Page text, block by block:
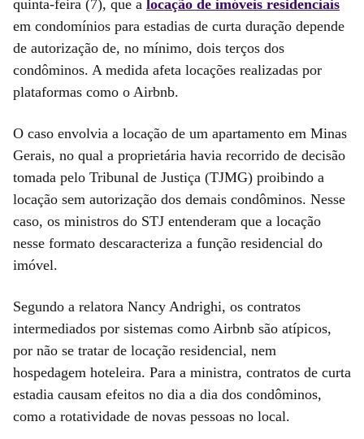
quinta-feira (7), que a locação de imóveis residenciais
em condomínios para estadias de curta duração depende
de autorização de, no mínimo, dois terços dos
condôminos. A medida afeta locações realizadas por
plataformas como o Airbnb.
O caso envolvia a locação de um apartamento em Minas
Gerais, no qual a proprietária havia recorrido de decisão
tomada pelo Tribunal de Justiça (TJMG) proibindo a
locação sem autorização dos demais condôminos. Nesse
caso, os ministros do STJ entenderam que a locação
nesse formato descaracteriza a função residencial do
imóvel.
Segundo a relatora Nancy Andrighi, os contratos
intermediados por sistemas como Airbnb são atípicos,
por não se tratar de locação residencial, nem
hospedagem hoteleira. Para a ministra, contratos de curta
estadia causam efeitos no dia a dia dos condôminos,
como a rotatividade de novas pessoas no local.